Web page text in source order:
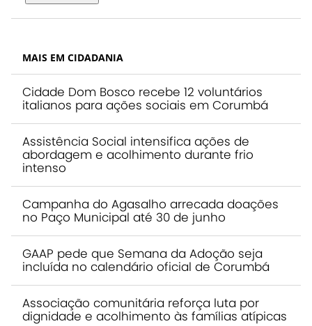
MAIS EM CIDADANIA
Cidade Dom Bosco recebe 12 voluntários
italianos para ações sociais em Corumbá
Assistência Social intensifica ações de
abordagem e acolhimento durante frio
intenso
Campanha do Agasalho arrecada doações
no Paço Municipal até 30 de junho
GAAP pede que Semana da Adoção seja
incluída no calendário oficial de Corumbá
Associação comunitária reforça luta por
dignidade e acolhimento às famílias atípicas